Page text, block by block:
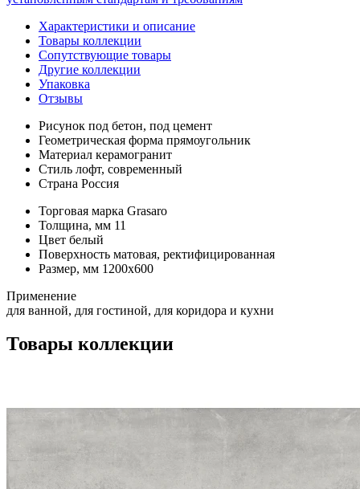
Характеристики и описание
Товары коллекции
Сопутствующие товары
Другие коллекции
Упаковка
Отзывы
Рисунок под бетон, под цемент
Геометрическая форма прямоугольник
Материал керамогранит
Стиль лофт, современный
Страна Россия
Торговая марка Grasaro
Толщина, мм 11
Цвет белый
Поверхность матовая, ректифицированная
Размер, мм 1200x600
Применение
для ванной, для гостиной, для коридора и кухни
Товары коллекции